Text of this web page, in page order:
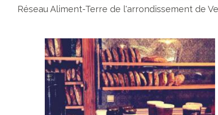
Réseau Aliment-Terre de l'arrondissement de